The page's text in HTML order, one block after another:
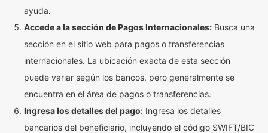
ayuda.
Accede a la sección de Pagos Internacionales: Busca una
sección en el sitio web para pagos o transferencias
internacionales. La ubicación exacta de esta sección
puede variar según los bancos, pero generalmente se
encuentra en el área de pagos o transferencias.
Ingresa los detalles del pago: Ingresa los detalles
bancarios del beneficiario, incluyendo el código SWIFT/BIC